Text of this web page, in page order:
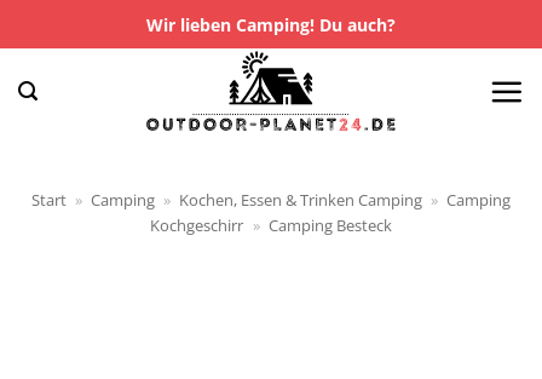
Inhalt
springen
Wir lieben Camping! Du auch?
Start » Camping » Kochen, Essen & Trinken Camping » Camping
Kochgeschirr » Camping Besteck